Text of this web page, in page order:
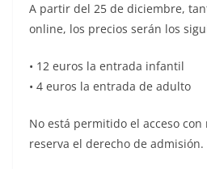
A partir del 25 de diciembre,
online, los precios serán los
• 12 euros la entrada infantil
• 4 euros la entrada de adulto
No está permitido el acceso con
reserva el derecho de admisión.